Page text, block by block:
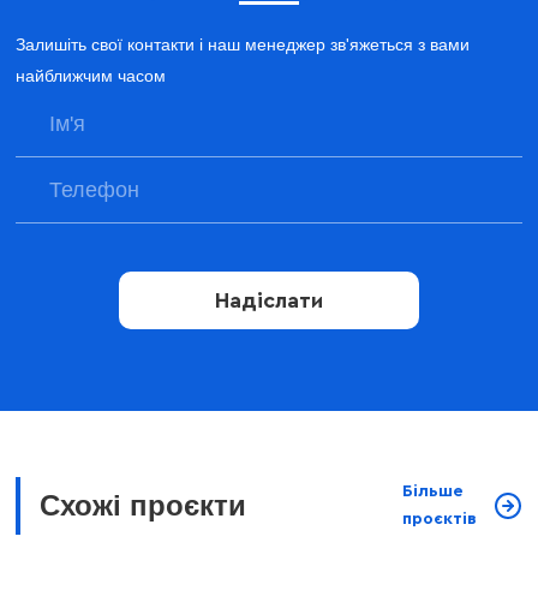
Залишіть свої контакти і наш менеджер зв'яжеться з вами
найближчим часом
Надіслати
Схожі проєкти
Більше
проєктів